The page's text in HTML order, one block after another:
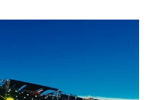
Orsini, Yoga Woman y más
Cultural Estación Mapocho, espacio